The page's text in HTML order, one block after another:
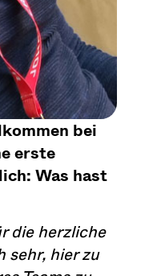
bei
erste
Was hast
die herzliche
sehr, hier zu